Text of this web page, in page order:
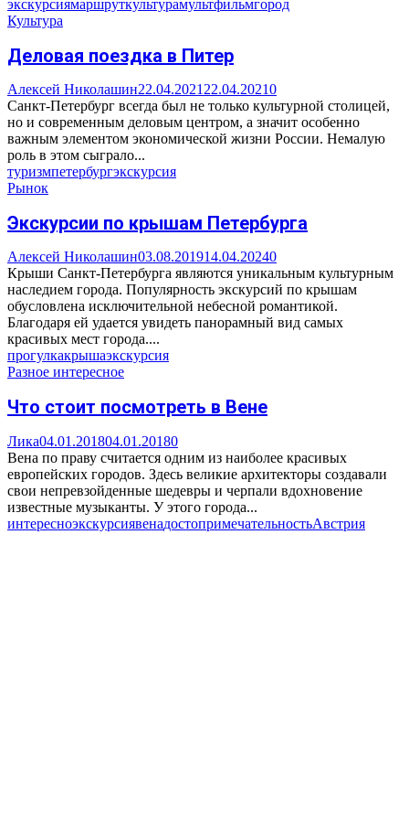
экскурсиямаршруткультурамультфильмгород
Культура
Деловая поездка в Питер
Алексей Николашин22.04.2021 22.04.20210
Санкт-Петербург всегда был не только культурной столицей,
но и современным деловым центром, а значит особенно
важным элементом экономической жизни России. Немалую
роль в этом сыграло...
туризмпетербургэкскурсия
Рынок
Экскурсии по крышам Петербурга
Алексей Николашин03.08.201914.04.20240
Крыши Санкт-Петербурга являются уникальным культурным
наследием города. Популярность экскурсий по крышам
обусловлена исключительной небесной романтикой.
Благодаря ей удается увидеть панорамный вид самых
красивых мест города....
прогулкакрышаэкскурсия
Разное интересное
Что стоит посмотреть в Вене
Лика04.01.201804.01.20180
Вена по праву считается одним из наиболее красивых
европейских городов. Здесь великие архитекторы создавали
свои непревзойденные шедевры и черпали вдохновение
известные музыканты. У этого города...
интересноэкскурсиявенадостопримечательностьАвстрия